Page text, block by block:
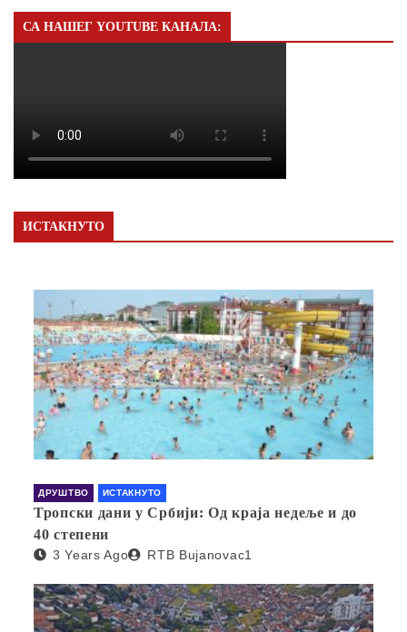
СА НАШЕГ YOUTUBE КАНАЛА:
ИСТАКНУТО
ДРУШТВО ИСТАКНУТО
Тропски дани у Србији: Од краја недеље и до
40 степени
3 Years Ago RTB Bujanovac1